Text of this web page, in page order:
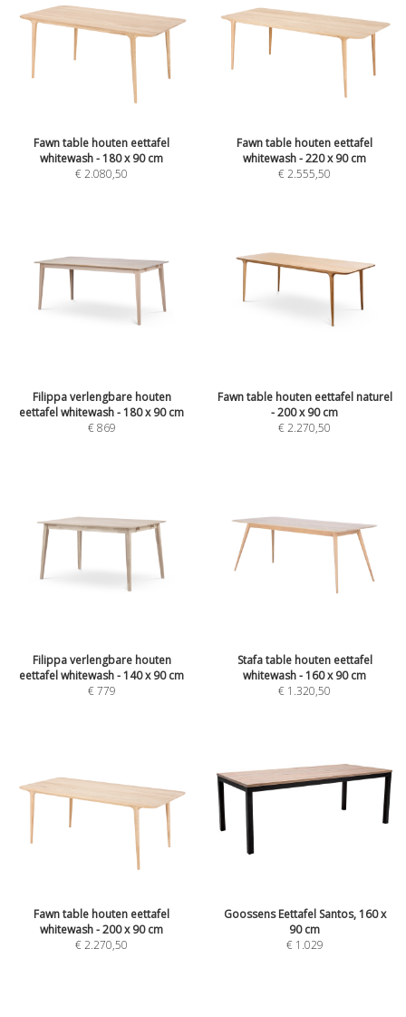
Fawn table houten eettafel
whitewash - 180 x 90 cm
€2.080,50
Fawn table houten eettafel
whitewash - 220 x 90 cm
€2.555,50
Filippa verlengbare houten
eettafel whitewash - 180 x 90 cm
€869
Fawn table houten eettafel naturel
- 200 x 90 cm
€2.270,50
Filippa verlengbare houten
eettafel whitewash - 140 x 90 cm
€779
Stafa table houten eettafel
whitewash - 160 x 90 cm
€ 1.320,50
Fawn table houten eettafel
whitewash - 200 x 90 cm
€2.270,50
Goossens Eettafel Santos, 160 x
90 cm
€ 1.029